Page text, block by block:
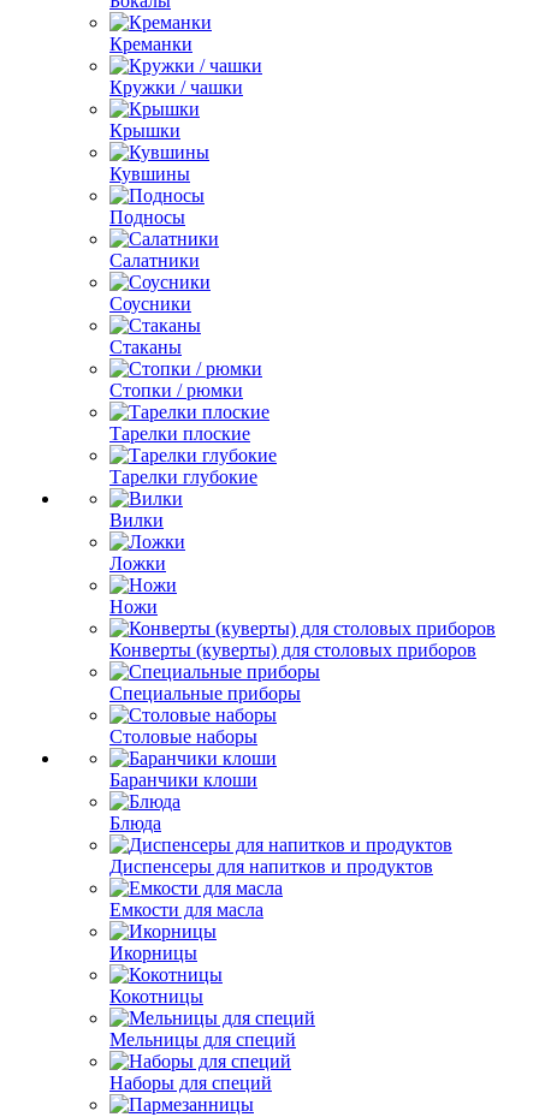
Креманки
Кружки / чашки
Крышки
Кувшины
Подносы
Салатники
Соусники
Стаканы
Стопки / рюмки
Тарелки плоские
Тарелки глубокие
Вилки
Ложки
Ножи
Конверты (куверты) для столовых приборов
Специальные приборы
Столовые наборы
Баранчики клоши
Блюда
Диспенсеры для напитков и продуктов
Емкости для масла
Икорницы
Кокотницы
Мельницы для специй
Наборы для специй